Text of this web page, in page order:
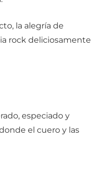
la alegría de
rock deliciosamente
especiado y
el cuero y las